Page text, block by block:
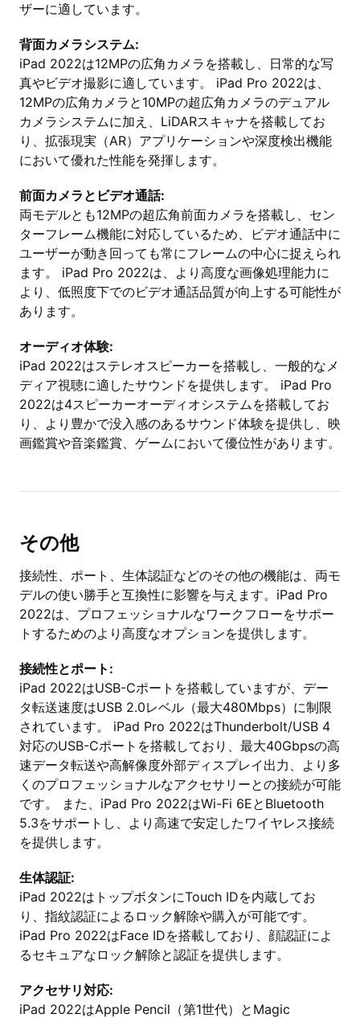
ザーに適しています。
背面カメラシステム:
iPad 2022は12MPの広角カメラを搭載し、日常的な写
真やビデオ撮影に適しています。 iPad Pro 2022は、
12MPの広角カメラと10MPの超広角カメラのデュアル
カメラシステムに加え、LiDARスキャナを搭載してお
り、拡張現実（AR）アプリケーションや深度検出機能
において優れた性能を発揮します。
前面カメラとビデオ通話:
両モデルとも12MPの超広角前面カメラを搭載し、セン
ターフレーム機能に対応しているため、ビデオ通話中に
ユーザーが動き回っても常にフレームの中心に捉えられ
ます。 iPad Pro 2022は、より高度な画像処理能力に
より、低照度下でのビデオ通話品質が向上する可能性が
あります。
オーディオ体験:
iPad 2022はステレオスピーカーを搭載し、一般的なメ
ディア視聴に適したサウンドを提供します。 iPad Pro
2022は4スピーカーオーディオシステムを搭載してお
り、より豊かで没入感のあるサウンド体験を提供し、映
画鑑賞や音楽鑑賞、ゲームにおいて優位性があります。
その他
接続性、ポート、生体認証などのその他の機能は、両モ
デルの使い勝手と互換性に影響を与えます。iPad Pro
2022は、プロフェッショナルなワークフローをサポー
トするためのより高度なオプションを提供します。
接続性とポート:
iPad 2022はUSB-Cポートを搭載していますが、デー
タ転送速度はUSB 2.0レベル（最大480Mbps）に制限
されています。 iPad Pro 2022はThunderbolt/USB 4
対応のUSB-Cポートを搭載しており、最大40Gbpsの高
速データ転送や高解像度外部ディスプレイ出力、より多
くのプロフェッショナルなアクセサリーとの接続が可能
です。 また、iPad Pro 2022はWi-Fi 6EとBluetooth
5.3をサポートし、より高速で安定したワイヤレス接続
を提供します。
生体認証:
iPad 2022はトップボタンにTouch IDを内蔵してお
り、指紋認証によるロック解除や購入が可能です。
iPad Pro 2022はFace IDを搭載しており、顔認証によ
るセキュアなロック解除と認証を提供します。
アクセサリ対応:
iPad 2022はApple Pencil（第1世代）とMagic